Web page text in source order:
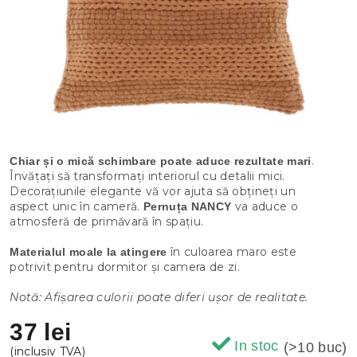
37 lei
In stoc (>10 buc)
Chiar și o mică schimbare poate aduce rezultate mari.
Învățați să transformați interiorul cu detalii mici.
Decorațiunile elegante vă vor ajuta să obțineți un
aspect unic în cameră. Pernuța NANCY va aduce o
atmosferă de primăvară în spațiu.
Materialul moale la atingere în culoarea maro este
potrivit pentru dormitor și camera de zi.
Notă: Afișarea culorii poate diferi ușor de realitate.